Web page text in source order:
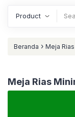
Beranda › Meja Rias
Meja Rias